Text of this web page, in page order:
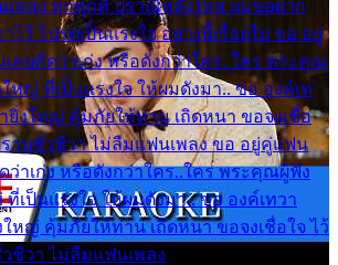
เพลง ทุกทุกที่ ปราณีหลั่งไหล ผมขอฝาก
ไว้ โปรดเป็นแรงใจ อย่างนี้เรื่อยไป ขอ อยู่
เคยคิดว่าเก่ง หรือดังกว่าใคร..ใคร พระคุณ
หญ่ ที่เป็นแรงใจ ให้ผมดังมา.. ขอ องค์เท
ยิ่งใหญ่ คุ้มภัยให้ท่าน เถิดหนา ขอจงเชื่อ
ราบชั่วชีวา ไม่ลืมแฟนเพลง ขอ อยู่คู่แฟน
ว่าเก่ง หรือดังกว่าใคร..ใคร พระคุณผู้ฟัง
เป็นแรงใจ ให้ผมดังมา.. ขอ องค์เทวา
หญ่ คุ้มภัยให้ท่าน เถิดหนา ขอจงเชื่อใจ ไว้
ชีวา ไม่ลืมแฟนเพลง